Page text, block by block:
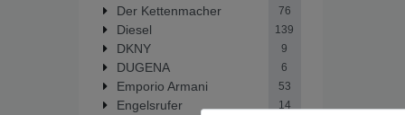
Der Kettenmacher 76
Diesel 139
DKNY 9
DUGENA 6
Emporio Armani 53
Engelsrufer 14